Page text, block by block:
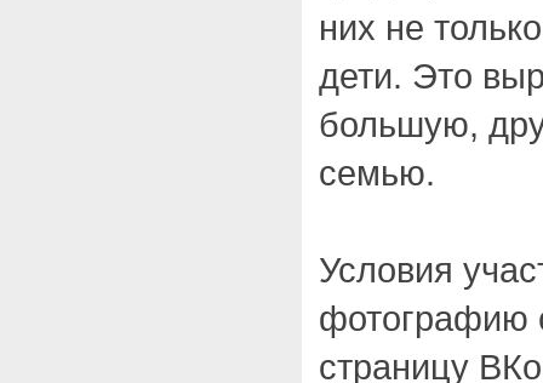
них не
дети. Это
большую,
семью.
Условия
фотографию
страницу